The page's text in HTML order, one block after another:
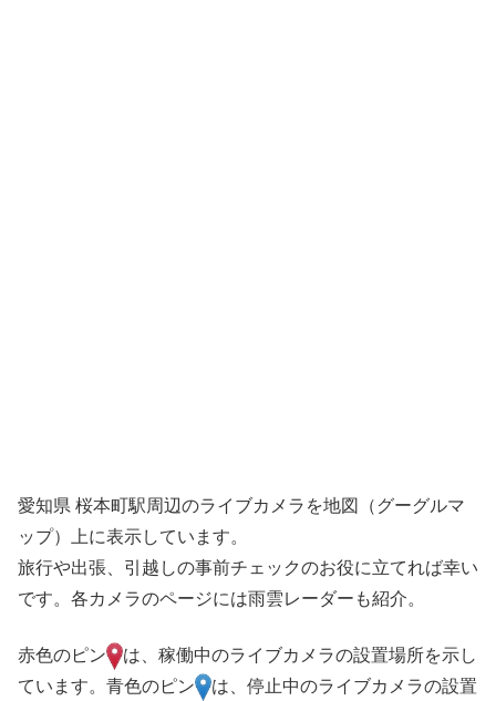
愛知県 桜本町駅周辺のライブカメラを地図（グーグルマ
ップ）上に表示しています。
旅行や出張、引越しの事前チェックのお役に立てれば幸い
です。各カメラのページには雨雲レーダーも紹介。
赤色のピン
は、稼働中のライブカメラの設置場所を示し
ています。青色のピン
は、停止中のライブカメラの設置